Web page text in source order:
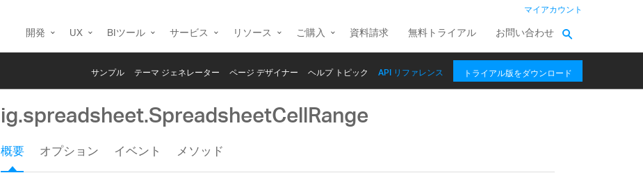
マイアカウント
開発 UX BIツール サービス リソース ご購入 資料請求 無料トライアル お問い合わせ
サンプル テーマ ジェネレーター ページ デザイナー ヘルプ トピック API リファレンス トライアル版をダウンロード
ig.spreadsheet.SpreadsheetCellRange
概要 オプション イベント メソッド